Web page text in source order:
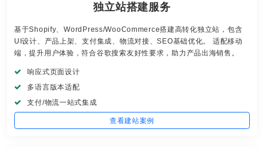
独立站搭建服务
基于Shopify、WordPress/WooCommerce搭建高转化独立站，包含
UI设计、产品上架、支付集成、物流对接、SEO基础优化。 适配移动
端，提升用户体验，符合谷歌搜索友好性要求，助力产品出海销售。
响应式页面设计
多语言版本适配
支付/物流一站式集成
查看建站案例